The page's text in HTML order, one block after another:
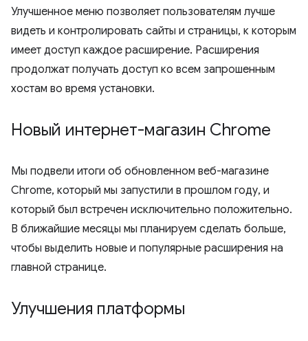
Улучшенное меню позволяет пользователям лучше
видеть и контролировать сайты и страницы, к которым
имеет доступ каждое расширение. Расширения
продолжат получать доступ ко всем запрошенным
хостам во время установки.
Новый интернет-магазин Chrome
Мы подвели итоги об обновленном веб-магазине
Chrome, который мы запустили в прошлом году, и
который был встречен исключительно положительно.
В ближайшие месяцы мы планируем сделать больше,
чтобы выделить новые и популярные расширения на
главной странице.
Улучшения платформы